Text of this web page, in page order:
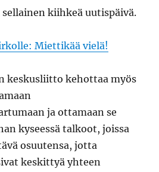
sellainen kiihkeä uutispäivä.
Miettikää vielä!
keskusliitto kehottaa myös
ja ottamaan se
kyseessä talkoot, joissa
osuutensa, jotta
keskittyä yhteen